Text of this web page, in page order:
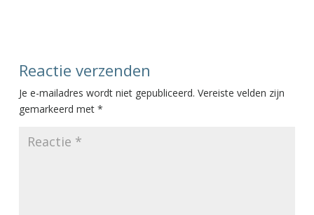
Reactie verzenden
Je e-mailadres wordt niet gepubliceerd. Vereiste velden zijn
gemarkeerd met *